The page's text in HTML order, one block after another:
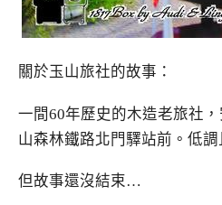
關於玉山旅社的故事：
一間60年歷史的木造老旅社
山森林鐵路北門驛站前。低調
但故事還沒結束…